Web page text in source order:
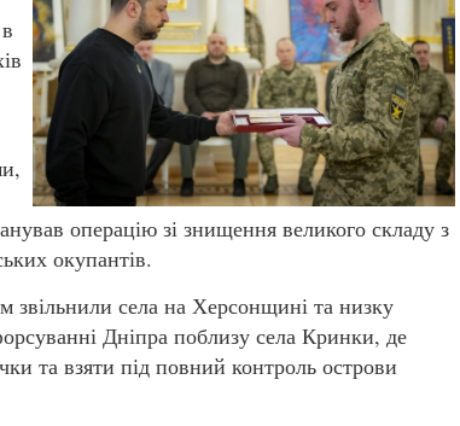
операцію зі знищення великого складу з
окупантів.
звільнили села на Херсонщині та низку
Дніпра поблизу села Кринки, де
та взяти під повний контроль острови